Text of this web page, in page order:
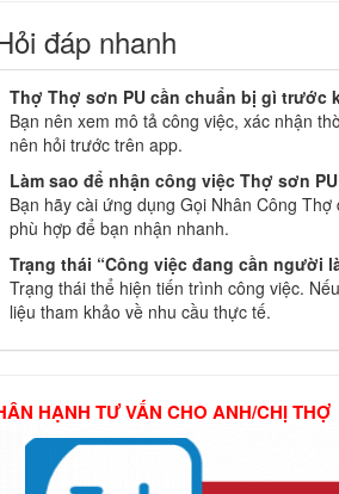
đáp nhanh
Thợ Thợ sơn PU cần chuẩn bị gì trước
Bạn nên xem mô tả công việc, xác nhận
nên hỏi trước trên app.
Làm sao để nhận công việc Thợ sơn
Bạn hãy cài ứng dụng Gọi Nhân Công
phù hợp để bạn nhận nhanh.
Trạng thái “Công việc đang cần người
Trạng thái thể hiện tiến trình công việc.
liệu tham khảo về nhu cầu thực tế.
HẠNH TƯ VẤN CHO ANH/CHỊ THỢ